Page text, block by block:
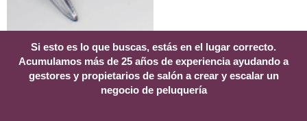
Si esto es lo que buscas, estás en el lugar correcto.
Acumulamos más de 25 años de experiencia ayudando a
gestores y propietarios de salón a crear y escalar un
negocio de peluquería